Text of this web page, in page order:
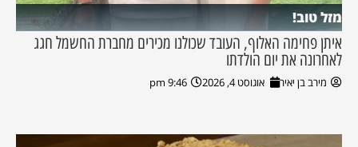
מזל טוב!
איתן פחימה האלוף, העובד שכולנו מכירים מחברת החשמל חגג
לאחרונה את יום הולדתו
מירב בן יאיר אוגוסט 4, 2026 9:46 pm